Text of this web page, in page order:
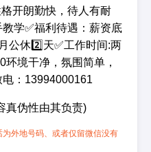
格开朗勤快，待人有耐
学✅福利待遇：薪资底
公休2️⃣天✅工作时间:两
境干净，氛围简单，
：13994000161
真伪性由其负责)
外地号码、或者仅留微信没有